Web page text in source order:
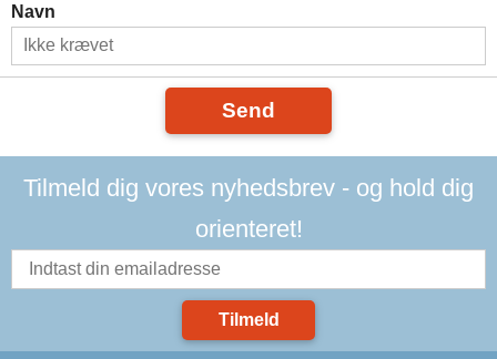
Navn
Send
Tilmeld dig vores nyhedsbrev - og hold dig
orienteret!
Tilmeld